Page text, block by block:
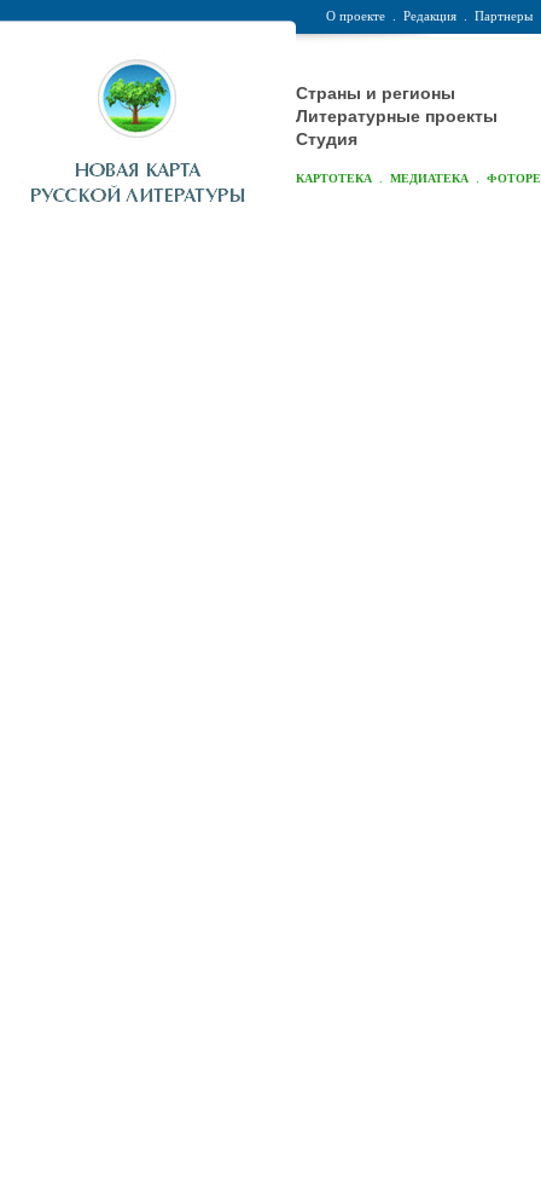
О проекте Редакция Партнеры
Страны и регионы
Литературные проекты
Студия
КАРТОТЕКА МЕДИАТЕКА